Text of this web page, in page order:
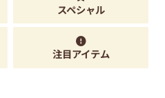
スペシャル
注目アイテム